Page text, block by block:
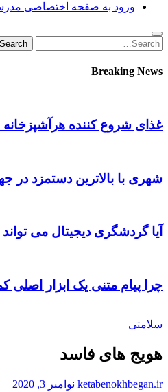
ورود به صفحه اختصاصی
Search
for:
Search
Breaking News
غذای شروع کننده
شهری با بالاترین دستمزد در
آیا گردشگری دیجیتال می
چرا پیام متنی یک ابزار اصلی
سلامتی
هویج های فاسد
ketabenokhbegan.ir نوامبر 3, 2020